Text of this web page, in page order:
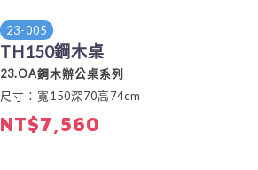
23-005
TH150鋼木桌
23.OA鋼木辦公桌系列
尺寸：寬150深70高74cm
NT$7,560